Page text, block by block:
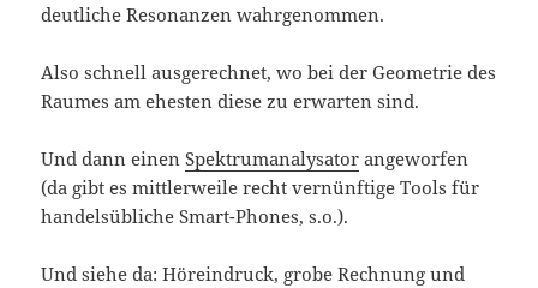
deutliche Resonanzen wahrgenommen.
Also schnell ausgerechnet, wo bei der Geometrie des
Raumes am ehesten diese zu erwarten sind.
Und dann einenSpektrumanalysator angeworfen
(da gibt es mittlerweile recht vernünftige Tools für
handelsübliche Smart-Phones, s.o.).
Und siehe da: Höreindruck, grobe Rechnung und